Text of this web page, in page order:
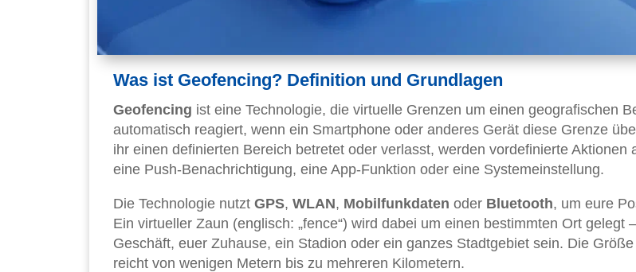
Was ist Geofencing? Definition und Grundlagen
Geofencing ist eine Technologie, die virtuelle Grenzen um einen geografischen
automatisch reagiert, wenn ein Smartphone oder anderes Gerät diese Grenze
ihr einen definierten Bereich betretet oder verlasst, werden vordefinierte Aktionen
eine Push-Benachrichtigung, eine App-Funktion oder eine Systemeinstellung.
Die Technologie nutzt GPS, WLAN, Mobilfunkdaten oder Bluetooth, um eure
Ein virtueller Zaun (englisch: „fence“) wird dabei um einen bestimmten Ort gelegt
Geschäft, euer Zuhause, ein Stadion oder ein ganzes Stadtgebiet sein. Die
reicht von wenigen Metern bis zu mehreren Kilometern.